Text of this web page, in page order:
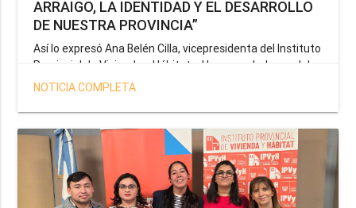
ARRAIGO, LA IDENTIDAD Y EL DESARROLLO
DE NUESTRA PROVINCIA”
Así lo expresó Ana Belén Cilla, vicepresidenta del Instituto
Provincial de Vivienda y Hábitat, al hacer un balance del
trabajo del organismo en el marco de la operatoria
salud y seguridad impulsada por el gobernador Gustavo
Melella.
NOTICIA COMPLETA